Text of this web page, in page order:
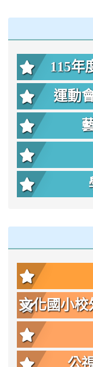
115年
運動
文化國小校
公